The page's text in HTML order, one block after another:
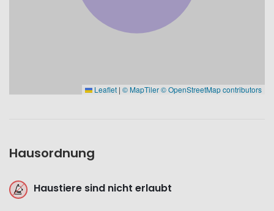
Leaflet | © MapTiler© OpenStreetMap contributors
Hausordnung
Haustiere sind nicht erlaubt